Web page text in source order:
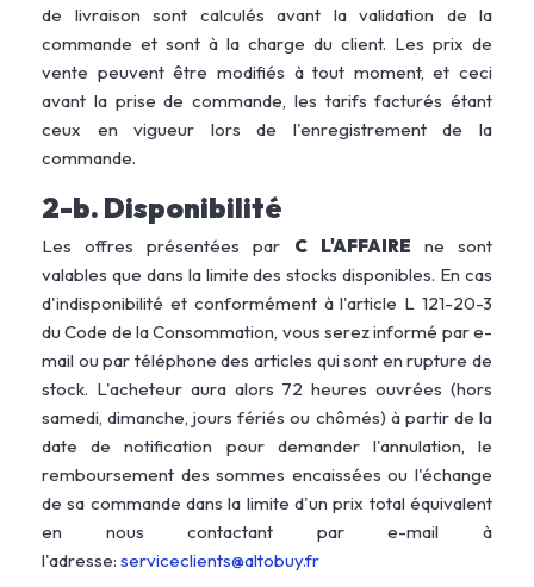
de livraison sont calculés avant la validation de la
commande et sont à la charge du client. Les prix de
vente peuvent être modifiés à tout moment, et ceci
avant la prise de commande, les tarifs facturés étant
ceux en vigueur lors de l'enregistrement de la
commande.
2-b. Disponibilité
Les offres présentées par C L'AFFAIRE ne sont
valables que dans la limite des stocks disponibles. En cas
d'indisponibilité et conformément à l'article L 121-20-3
du Code de la Consommation, vous serez informé par e-
mail ou par téléphone des articles qui sont en rupture de
stock. L'acheteur aura alors 72 heures ouvrées (hors
samedi, dimanche, jours fériés ou chômés) à partir de la
date de notification pour demander l'annulation, le
remboursement des sommes encaissées ou l'échange
de sa commande dans la limite d'un prix total équivalent
en nous contactant par e-mail à
l'adresse: serviceclients@altobuy.fr